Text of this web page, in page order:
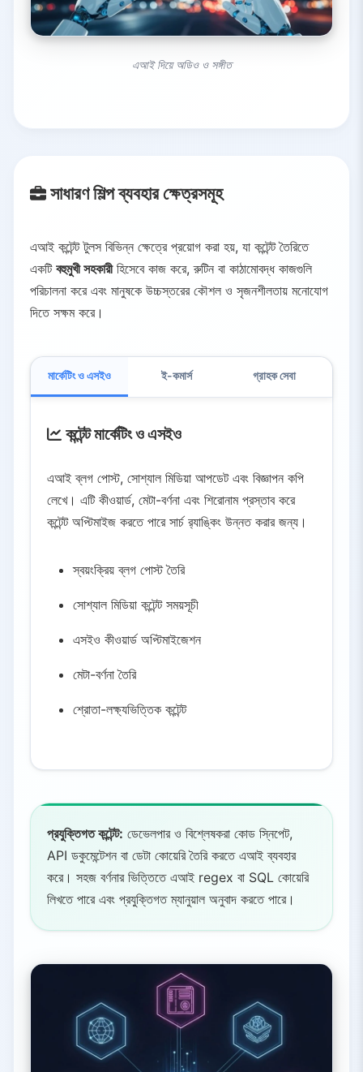
এআই দিয়ে অডিও ও সঙ্গীত
সাধারণ শিল্প ব্যবহার ক্ষেত্রসমূহ
এআই কন্টেন্ট টুলস বিভিন্ন ক্ষেত্রে প্রয়োগ করা হয়, যা কন্টেন্ট তৈরিতে
একটি বহুমুখী সহকারীহিসেবে কাজ করে, রুটিন বা কাঠামোবদ্ধ কাজগুলি
পরিচালনা করে এবং মানুষকে উচ্চস্তরের কৌশল ও সৃজনশীলতায় মনোযোগ
দিতে সক্ষম করে।
মার্কেটিং ও এসইও ই-কমার্স গ্রাহক সেবা
কন্টেন্ট মার্কেটিং ও এসইও
এআই ব্লগ পোস্ট, সোশ্যাল মিডিয়া আপডেট এবং বিজ্ঞাপন কপি
লেখে। এটি কীওয়ার্ড, মেটা-বর্ণনা এবং শিরোনাম প্রস্তাব করে
কন্টেন্ট অপ্টিমাইজ করতে পারে সার্চ র‍্যাঙ্কিং উন্নত করার জন্য।
স্বয়ংক্রিয় ব্লগ পোস্ট তৈরি
সোশ্যাল মিডিয়া কন্টেন্ট সময়সূচী
এসইও কীওয়ার্ড অপ্টিমাইজেশন
মেটা-বর্ণনা তৈরি
শ্রোতা-লক্ষ্যভিত্তিক কন্টেন্ট
প্রযুক্তিগত কন্টেন্ট: ডেভেলপার ও বিশ্লেষকরা কোড স্নিপেট,
API ডকুমেন্টেশন বা ডেটা কোয়েরি তৈরি করতে এআই ব্যবহার
করে। সহজ বর্ণনার ভিত্তিতে এআই regex বা SQL কোয়েরি
লিখতে পারে এবং প্রযুক্তিগত ম্যানুয়াল অনুবাদ করতে পারে।